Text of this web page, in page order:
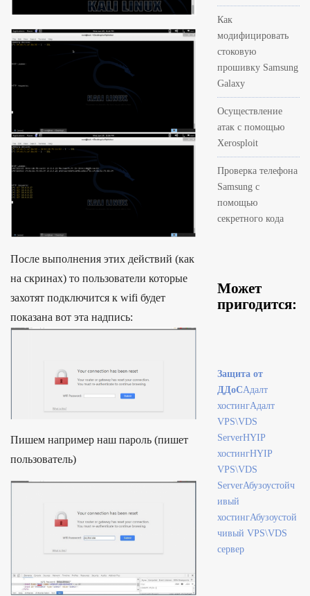
После выполнения этих действий (как
на скринах) то пользователи которые
захотят подключится к wifi будет
показана вот эта надпись:
Пишем например наш пароль (пишет
пользователь)
Как
модифицировать
стоковую
прошивку Samsung
Galaxy
Осуществление
атак с помощью
Xerosploit
Проверка телефона
Samsung с
помощью
секретного кода
Может
пригодится:
Защита от
ДДоСАдалт
хостингАдалт
VPS\VDS
ServerHYIP
хостингHYIP
VPS\VDS
ServerАбузоустойч
ивый
хостингАбузоустой
чивый VPS\VDS
сервер